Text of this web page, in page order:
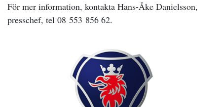
För mer information, kontakta Hans-Åke Danielsson,
presschef, tel 08 553 856 62.